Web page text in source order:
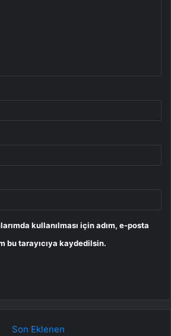
kullanılması için adım, e-posta
bu tarayıcıya kaydedilsin.
Son Eklenen